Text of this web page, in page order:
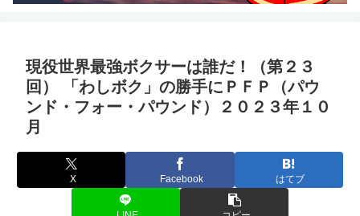
現役世界最強ボクサーは誰だ！（第２３
回） 「わしボク」の勝手にＰＦＰ（パウ
ンド・フォー・パウンド）２０２３年１０
月
X Facebook はてブ